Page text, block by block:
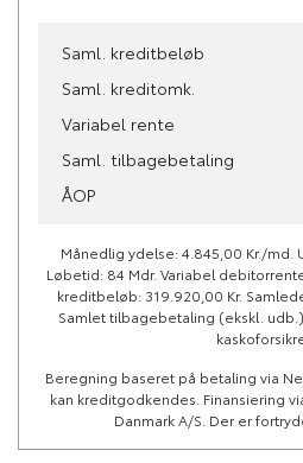
bremser
-
Tankstørrelse
-
Økonomi
KM/L
Leveringsomkostninger
(inkl.)
4.480 kr.
Saml. kreditbeløb
Saml. kreditomk.
Variabel rente
Saml. tilbagebetaling
ÅOP
Månedlig ydelse: 4.845,00 Kr./md.
Løbetid: 84 Mdr. Variabel
kreditbeløb: 319.920,00 Kr.
Samlet tilbagebetaling (ekskl.
Beregning baseret på betaling via
kan kreditgodkendes. Finansiering
Danmark A/S. Der er